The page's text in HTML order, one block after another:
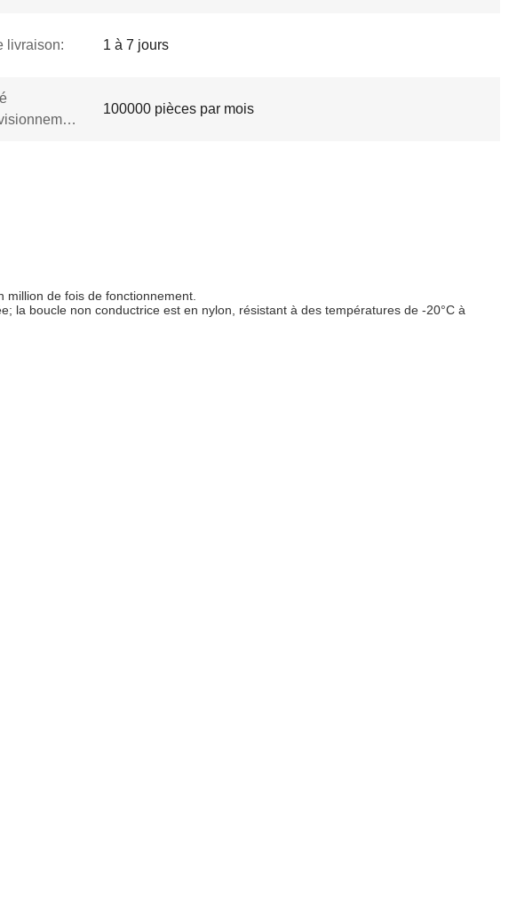
livraison: 1 à 7 jours
d'approvisionnement:
100000 pièces par mois
de fois de fonctionnement.
la boucle non conductrice est en nylon, résistant à des températures de -20°C à